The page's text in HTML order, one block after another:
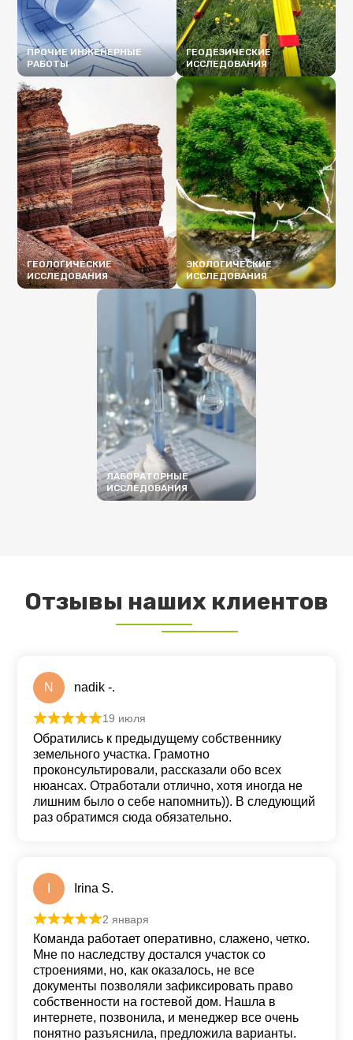
ПРОЧИЕ ИНЖЕНЕРНЫЕ
РАБОТЫ
ПОДРОБНЕЕ
ГЕОДЕЗИЧЕСКИЕ
ИССЛЕДОВАНИЯ
ПОДРОБНЕЕ
ГЕОЛОГИЧЕСКИЕ
ИССЛЕДОВАНИЯ
ЭКОЛОГИЧЕСКИЕ
ИССЛЕДОВАНИЯ
ЛАБОРАТОРНЫЕ
ИССЛЕДОВАНИЯ
Отзывы наших клиентов
N nadik -.
Оценка
19 июля
Обратились к предыдущему собственнику
земельного участка. Грамотно
проконсультировали, рассказали обо всех
нюансах. Отработали отлично, хотя иногда не
лишним было о себе напомнить)). В следующий
раз обратимся сюда обязательно.
Irina S.
Оценка 5из 5
2 января
Команда работает оперативно, слажено, четко.
Мне по наследству достался участок со
строениями, но, как оказалось, не все
документы позволяли зафиксировать право
собственности на гостевой дом. Нашла в
интернете, позвонила, и менеджер все очень
понятно разъяснила, предложила варианты.